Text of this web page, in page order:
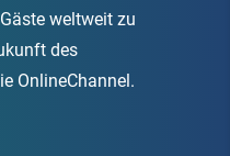
weltweit zu
des
OnlineChannel.